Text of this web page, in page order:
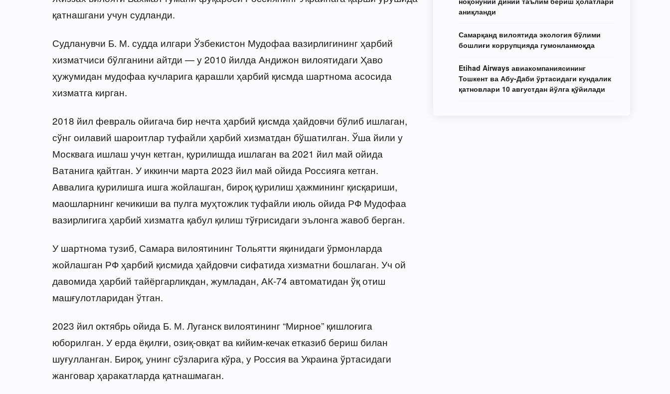
қатнашгани учун судланди.
Судланувчи Б. М. судда илгари Ўзбекистон Мудофаа вазирлигининг ҳарбий
хизматчиси бўлганини айтди — у 2010 йилда Андижон вилоятидаги Ҳаво
ҳужумидан мудофаа кучларига қарашли ҳарбий қисмда шартнома асосида
хизматга кирган.
2018 йил февраль ойигача бир нечта ҳарбий қисмда ҳайдовчи бўлиб ишлаган,
сўнг оилавий шароитлар туфайли ҳарбий хизматдан бўшатилган. Ўша йили у
Москвага ишлаш учун кетган, қурилишда ишлаган ва 2021 йил май ойида
Ватанига қайтган. У иккинчи марта 2023 йил май ойида Россияга кетган.
Аввалига қурилишга ишга жойлашган, бироқ қурилиш ҳажмининг қисқариши,
маошларнинг кечикиши ва пулга муҳтожлик туфайли июль ойида РФ Мудофаа
вазирлигига ҳарбий хизматга қабул қилиш тўғрисидаги эълонга жавоб берган.
У шартнома тузиб, Самара вилоятининг Тольятти яқинидаги ўрмонларда
жойлашган РФ ҳарбий қисмида ҳайдовчи сифатида хизматни бошлаган. Уч ой
давомида ҳарбий тайёргарликдан, жумладан, АК-74 автоматидан ўқ отиш
машғулотларидан ўтган.
2023 йил октябрь ойида Б. М. Луганск вилоятининг “Мирное” қишлоғига
юборилган. У ерда ёқилғи, озиқ-овқат ва кийим-кечак етказиб бериш билан
шуғулланган. Бироқ, унинг сўзларига кўра, у Россия ва Украина ўртасидаги
жанговар ҳаракатларда қатнашмаган.
аниқланди
Самарқанд вилоятида экология бўлими
бошлиғи коррупцияда гумонланмоқда
Etihad Airways авиакомпаниясининг
Тошкент ва Абу-Даби ўртасидаги кундалик
қатновлари 10 августдан йўлга қўйилади